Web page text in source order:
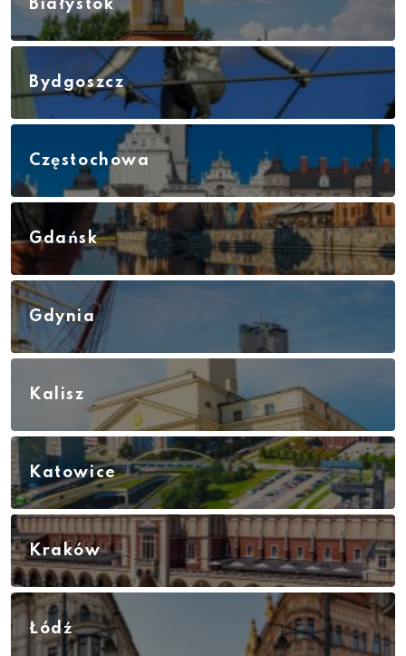
Białystok
Bydgoszcz
Częstochowa
Gdańsk
Gdynia
Kalisz
Katowice
Kraków
Łódź